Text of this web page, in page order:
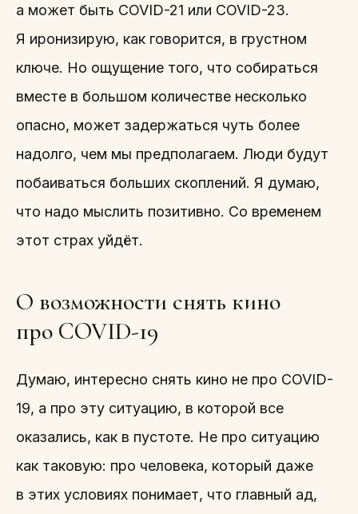
а может быть COVID-21 или COVID-23.
Я иронизирую, как говорится, в грустном
ключе. Но ощущение того, что собираться
вместе в большом количестве несколько
опасно, может задержаться чуть более
надолго, чем мы предполагаем. Люди будут
побаиваться больших скоплений. Я думаю,
что надо мыслить позитивно. Со временем
этот страх уйдёт.
О возможности снять кино
про COVID-19
Думаю, интересно снять кино не про COVID-
19, а про эту ситуацию, в которой все
оказались, как в пустоте. Не про ситуацию
как таковую: про человека, который даже
в этих условиях понимает, что главный ад,